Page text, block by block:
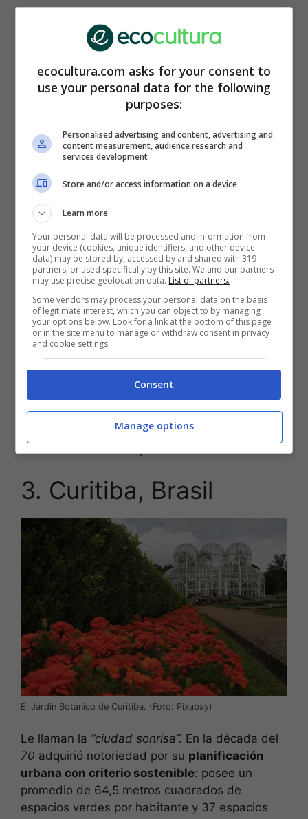
El Canal de Puerto Nuevo, en Copenhague. (Foto: Pixabay).
Siendo una de las ciudades más ecológicas de
Europa, gran parte del abastecimiento
energético se obtiene de energías limpias. Esto
ha permitido reducir su emisión de gases de
efecto invernadero, de acuerdo a su
objetivo
de lograr la neutralidad de carbono en 2025
Uno de los principales pilares de la política
ambiental aplicada por el gobierno danés es
educación ambiental. Abundan los programas
educativos y de investigación sobre
medioambiente. También se conoce a esta
capital por su sistema de movilidad ecológico y
3. Curitiba, Brasil
El Jardín Botánico de Curitiba. (Foto: Pixabay)
Le llaman la “ciudad sonrisa”. En la década del
70 adquirió notoriedad por su planificación
urbana con criterio sostenible: posee un
promedio de 64,5 metros cuadrados de
espacios verdes por habitante y 37 espacios
ecocultura.com asks for your consent to
use your personal data for the following
purposes:
Personalised advertising and content, advertising and
content measurement, audience research and
services development
Store and/or access information on a device
Learn more
Your personal data will be processed and information from
your device (cookies, unique identifiers, and other device
data) may be stored by, accessed by and shared with 319
partners, or used specifically by this site. We and our partners
may use precise geolocation data. List of partners.
Some vendors may process your personal data on the basis
of legitimate interest, which you can object to by managing
your options below. Look for a link at the bottom of this page
or in the site menu to manage or withdraw consent in privacy
and cookie settings.
Consent
Manage options